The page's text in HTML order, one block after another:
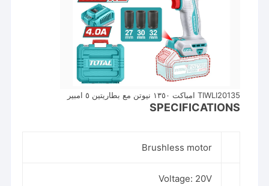
TIWLI20135 امباكت ١٣٥٠ نيوتن مع بطاريتين ٥ امبير
SPECIFICATIONS
Brushless motor
Voltage: 20V